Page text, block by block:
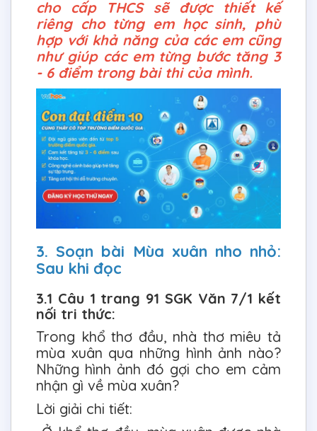
cho cấp THCS sẽ được thiết kế
riêng cho từng em học sinh, phù
hợp với khả năng của các em cũng
như giúp các em từng bước tăng 3
- 6 điểm trong bài thi của mình.
3. Soạn bài Mùa xuân nho nhỏ:
Sau khi đọc
3.1 Câu 1 trang 91 SGK Văn 7/1 kết
nối tri thức:
Trong khổ thơ đầu, nhà thơ miêu tả
mùa xuân qua những hình ảnh nào?
Những hình ảnh đó gợi cho em cảm
nhận gì về mùa xuân?
Lời giải chi tiết: